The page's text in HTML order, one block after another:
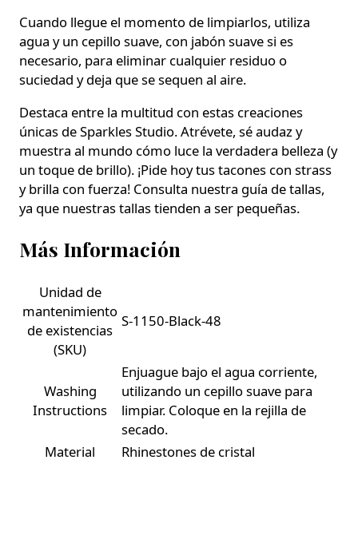
Cuando llegue el momento de limpiarlos, utiliza
agua y un cepillo suave, con jabón suave si es
necesario, para eliminar cualquier residuo o
suciedad y deja que se sequen al aire.
Destaca entre la multitud con estas creaciones
únicas de Sparkles Studio. Atrévete, sé audaz y
muestra al mundo cómo luce la verdadera belleza (y
un toque de brillo). ¡Pide hoy tus tacones con strass
y brilla con fuerza! Consulta nuestra guía de tallas,
ya que nuestras tallas tienden a ser pequeñas.
Más Información
Unidad de
mantenimiento
de existencias
(SKU)
S-1150-Black-48
Washing
Instructions
Enjuague bajo el agua corriente,
utilizando un cepillo suave para
limpiar. Coloque en la rejilla de
secado.
Material
Rhinestones de cristal